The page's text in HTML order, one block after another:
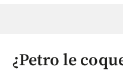
¿Petro le